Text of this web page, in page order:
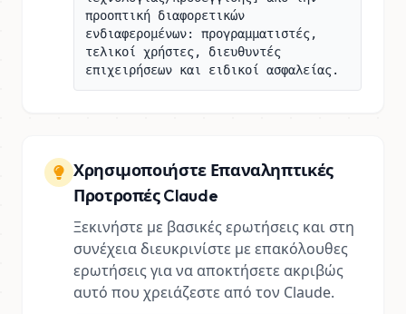
προοπτική διαφορετικών
ενδιαφερομένων: προγραμματιστές,
τελικοί χρήστες, διευθυντές
επιχειρήσεων και ειδικοί ασφαλείας.
Χρησιμοποιήστε Επαναληπτικές
Προτροπές Claude
Ξεκινήστε με βασικές ερωτήσεις και στη
συνέχεια διευκρινίστε με επακόλουθες
ερωτήσεις για να αποκτήσετε ακριβώς
αυτό που χρειάζεστε από τον Claude.